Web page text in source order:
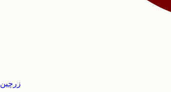
زرچین